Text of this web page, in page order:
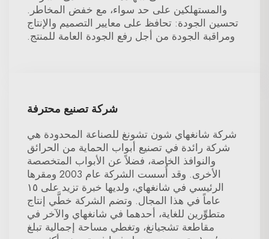
والمستهلكين على حد سواء، مع خفض المخاطر.
تحسين الجودة: تحافظ على معايير التصميم والإنتاج
ومراقبة الجودة من أجل رفع الجودة العامة للمنتج.
شركة تصنيع محترفة
شركة شانغهاي شون تشونغ للصناعة المحدودة هي
شركة رائدة في تصنيع أبواب الحماية من الحرائق
والنوافذ الخاصة، فضلاً عن الأبواب المتخصصة
الأخرى. وقد أُسست الشركة عام 2003 ومقرها
الرئيسي في شانغهاي، ولديها خبرة تزيد على ١٥
عاماً في هذا المجال. وتضم الشركة خطَّي إنتاج
متطوِّرين للغاية، أحدهما في شانغهاي والآخر في
مقاطعة تشجيانغ، وتغطي مساحة إجمالية تبلغ